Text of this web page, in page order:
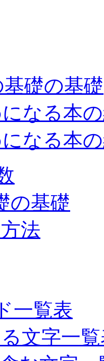
基礎の基礎
なる本
なる本
の基礎
法
一覧表
文字一